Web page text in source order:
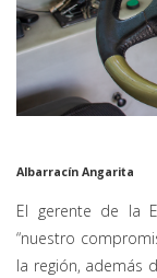
Albarracín Angarita
El gerente de la
“nuestro
la región, además